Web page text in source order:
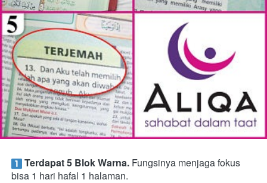
Terdapat 5 Blok Warna. Fungsinya menjaga fokus
bisa 1 hari hafal 1 halaman.